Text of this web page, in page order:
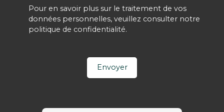
Pour en savoir plus sur le traitement de vos
données personnelles, veuillez consulter notre
politique de confidentialité.
Envoyer